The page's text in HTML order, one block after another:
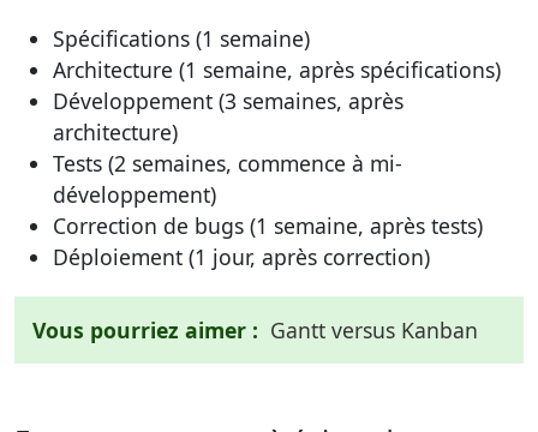
Spécifications (1 semaine)
Architecture (1 semaine, après spécifications)
Développement (3 semaines, après
architecture)
Tests (2 semaines, commence à mi-
développement)
Correction de bugs (1 semaine, après tests)
Déploiement (1 jour, après correction)
Vous pourriez aimer : Gantt versus Kanban